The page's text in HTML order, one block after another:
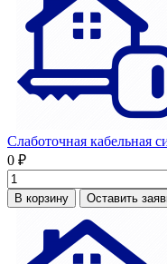
Слаботочная кабельная
0 ₽
В корзину Оставить